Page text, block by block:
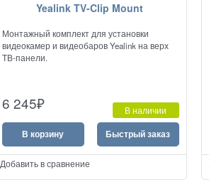
Yealink TV-Clip Mount
Монтажный комплект для установки
видеокамер и видеобаров Yealink на верх
ТВ-панели.
6 245₽ В наличии
В корзину Быстрый заказ
Добавить в сравнение